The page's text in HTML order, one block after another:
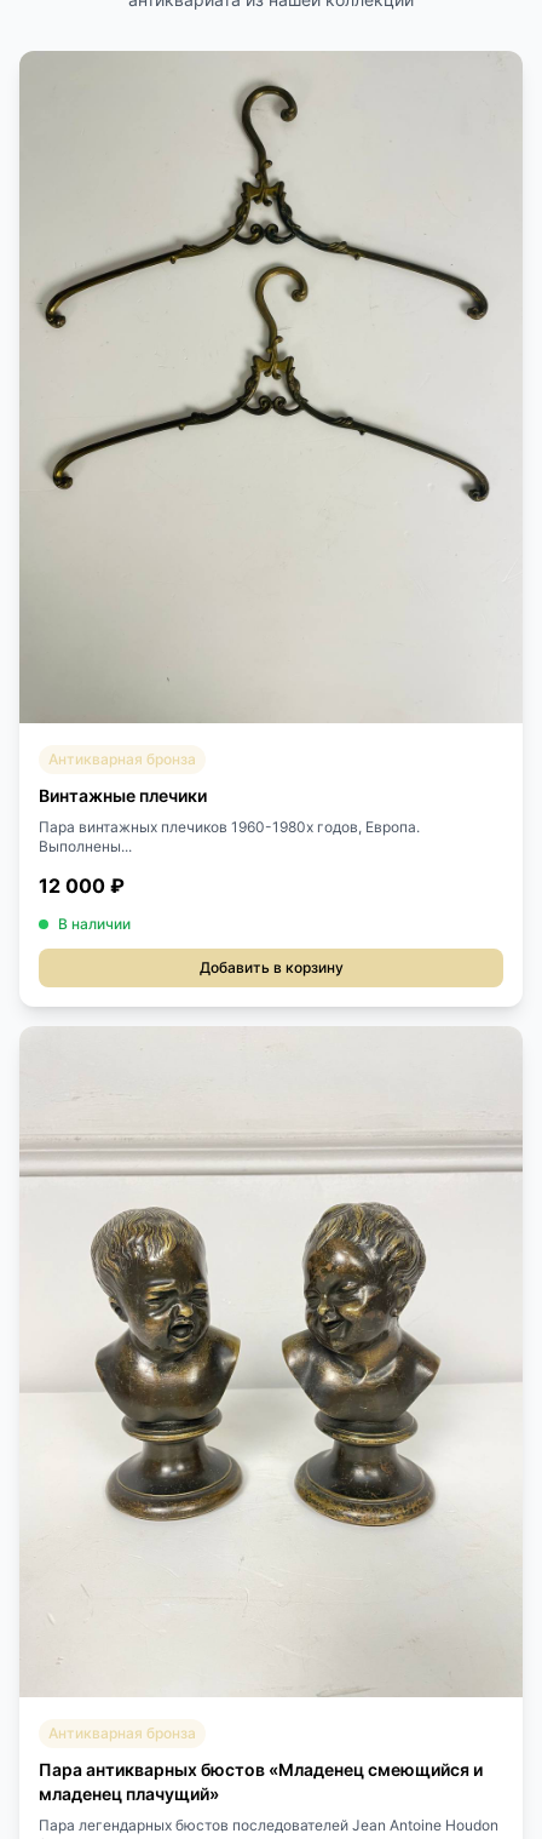
Антикварная бронза
Винтажные плечики
Пара винтажных плечиков 1960-1980х годов, Европа.
Выполнены...
12 000 ₽
В наличии
Добавить в корзину
Антикварная бронза
Пара антикварных бюстов «Младенец смеющийся и
младенец плачущий»
Пара легендарных бюстов последователей Jean Antoine Houdon